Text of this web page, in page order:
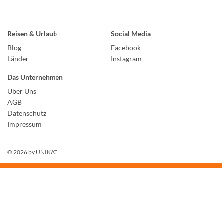
Reisen & Urlaub
Blog
Länder
Social Media
Facebook
Instagram
Das Unternehmen
Über Uns
AGB
Datenschutz
Impressum
© 2026 by UNIKAT